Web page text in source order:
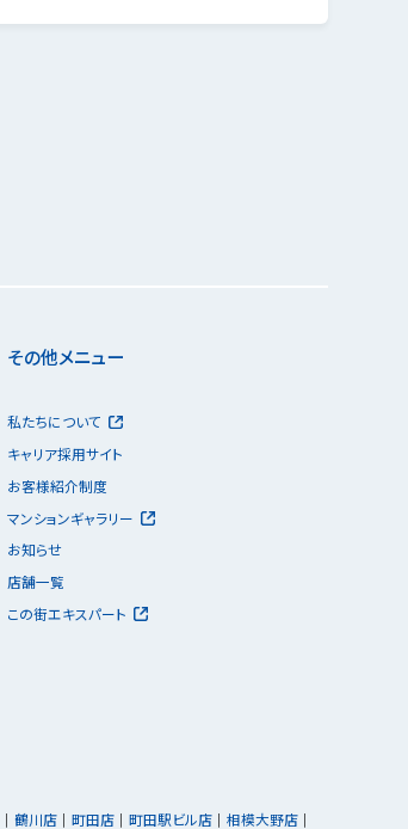
その他メニュー
私たちについて
キャリア採用サイト
お客様紹介制度
マンションギャラリー
お知らせ
店舗一覧
この街エキスパート
鶴川店 町田店 町田駅ビル店 相模大野店